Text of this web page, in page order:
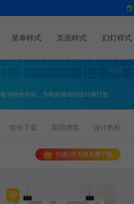
菜单样式 页面样式 幻灯样式
特色内容，为电商领域的设计师打造。
软件下载 新闻博客 设计教程
升级VIP无限免费下载